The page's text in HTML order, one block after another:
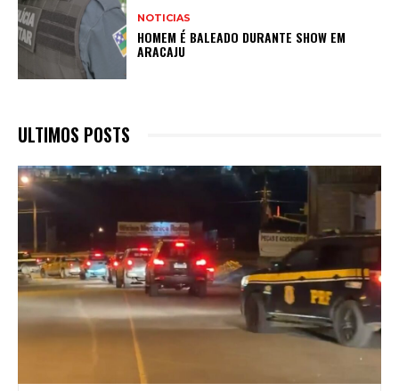
NOTICIAS
HOMEM É BALEADO DURANTE SHOW EM
ARACAJU
ULTIMOS POSTS